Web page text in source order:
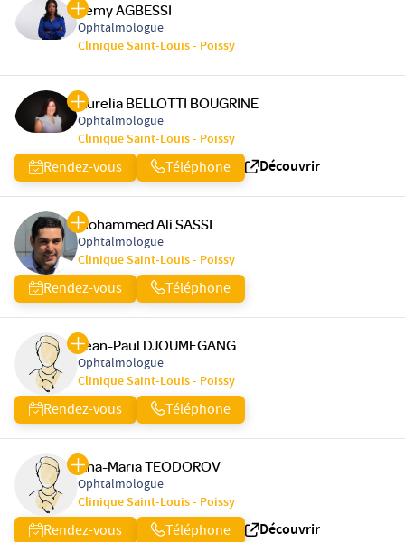
Lemy AGBESSI
Ophtalmologue
Clinique Saint-Louis - Poissy
Aurelia BELLOTTI BOUGRINE
Ophtalmologue
Clinique Saint-Louis - Poissy
Rendez-vous Téléphone Découvrir
Mohammed Ali SASSI
Ophtalmologue
Clinique Saint-Louis - Poissy
Rendez-vous Téléphone
Jean-Paul DJOUMEGANG
Ophtalmologue
Clinique Saint-Louis - Poissy
Rendez-vous Téléphone
Ana-Maria TEODOROV
Ophtalmologue
Clinique Saint-Louis - Poissy
Rendez-vous Téléphone Découvrir